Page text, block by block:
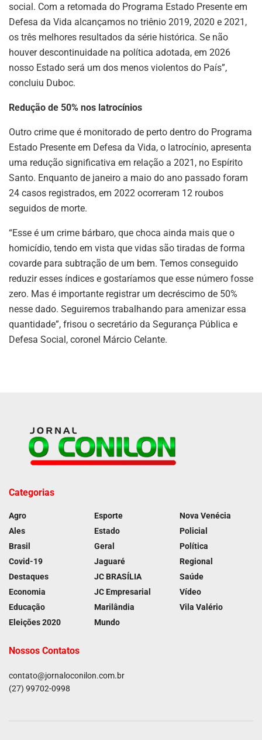
social. Com a retomada do Programa Estado Presente em
Defesa da Vida alcançamos no triênio 2019, 2020 e 2021,
os três melhores resultados da série histórica. Se não
houver descontinuidade na política adotada, em 2026
nosso Estado será um dos menos violentos do País”,
concluiu Duboc.
Redução de 50% nos latrocínios
Outro crime que é monitorado de perto dentro do Programa
Estado Presente em Defesa da Vida, o latrocínio, apresenta
uma redução significativa em relação a 2021, no Espírito
Santo. Enquanto de janeiro a maio do ano passado foram
24 casos registrados, em 2022 ocorreram 12 roubos
seguidos de morte.
“Esse é um crime bárbaro, que choca ainda mais que o
homicídio, tendo em vista que vidas são tiradas de forma
covarde para subtração de um bem. Temos conseguido
reduzir esses índices e gostaríamos que esse número fosse
zero. Mas é importante registrar um decréscimo de 50%
nesse dado. Seguiremos trabalhando para amenizar essa
quantidade”, frisou o secretário da Segurança Pública e
Defesa Social, coronel Márcio Celante.
Categorias
Agro
Ales
Brasil
Covid-19
Destaques
Economia
Educação
Eleições 2020
Esporte
Estado
Geral
Jaguaré
JC BRASÍLIA
JC Empresarial
Marilândia
Mundo
Nova Venécia
Policial
Política
Regional
Saúde
Vídeo
Vila Valério
Nossos Contatos
contato@jornaloconilon.com.br
(27) 99702-0998